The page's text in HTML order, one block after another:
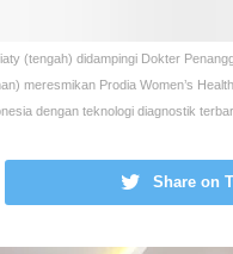
(tengah)​ didampingi Dokter
meresmikan ​​ Prodia Women’s
dengan teknologi diagnostik
Share on